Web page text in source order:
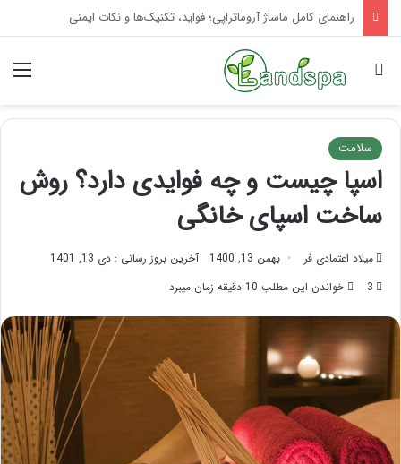
تاثیر ماساژ بر افسردگی؛ با ماساژ درمانی افسردگی را درمان کنید!
جستجو برای
سلامت
اسپا چیست و چه فوایدی دارد؟ روش
ساخت اسپای خانگی
میلاد اعتمادی فر بهمن 13, 1400
آخرین بروز رسانی : دی 13, 1401
3
خواندن این مطلب 10 دقیقه زمان میبرد